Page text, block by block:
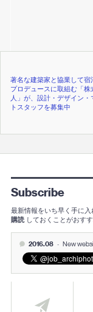
著名な建築家と協業して宿
プロデュースに取組む「株
人」が、設計・デザイン・
トスタッフを募集中
Subscribe
最新情報をいち早く手に
購読 しておくことがおすす
2016.08 - New